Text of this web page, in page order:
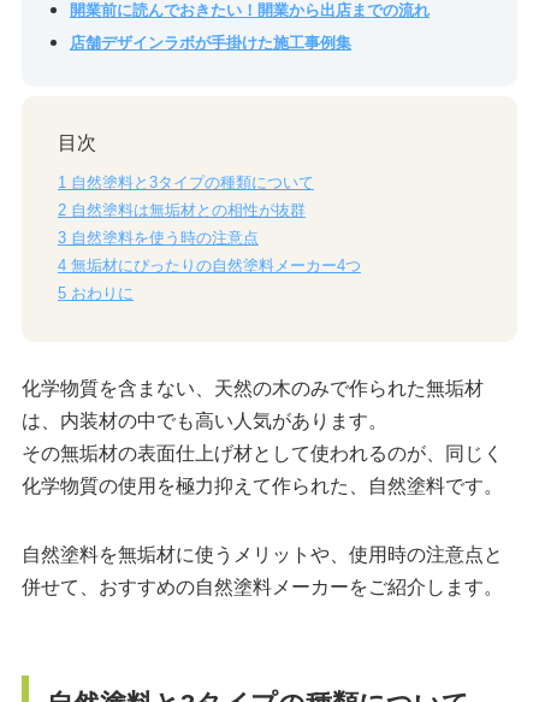
開業前に読んでおきたい！開業から出店までの流れ
店舗デザインラボが手掛けた施工事例集
目次
1自然塗料と3タイプの種類について
2自然塗料は無垢材との相性が抜群
3自然塗料を使う時の注意点
4無垢材にぴったりの自然塗料メーカー4つ
5おわりに
化学物質を含まない、天然の木のみで作られた無垢材
は、内装材の中でも高い人気があります。
その無垢材の表面仕上げ材として使われるのが、同じく
化学物質の使用を極力抑えて作られた、自然塗料です。
自然塗料を無垢材に使うメリットや、使用時の注意点と
併せて、おすすめの自然塗料メーカーをご紹介します。